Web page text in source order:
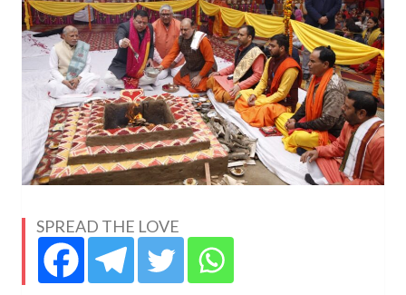
SPREAD THE LOVE